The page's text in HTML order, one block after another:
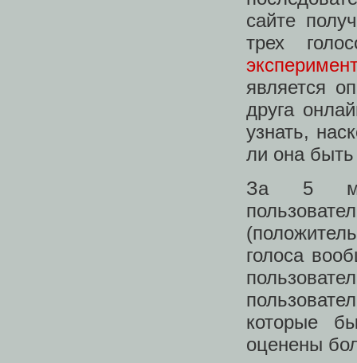
сайте
трех
является
друга
узнать,
ли она
За 5
голоса
которые
оценены